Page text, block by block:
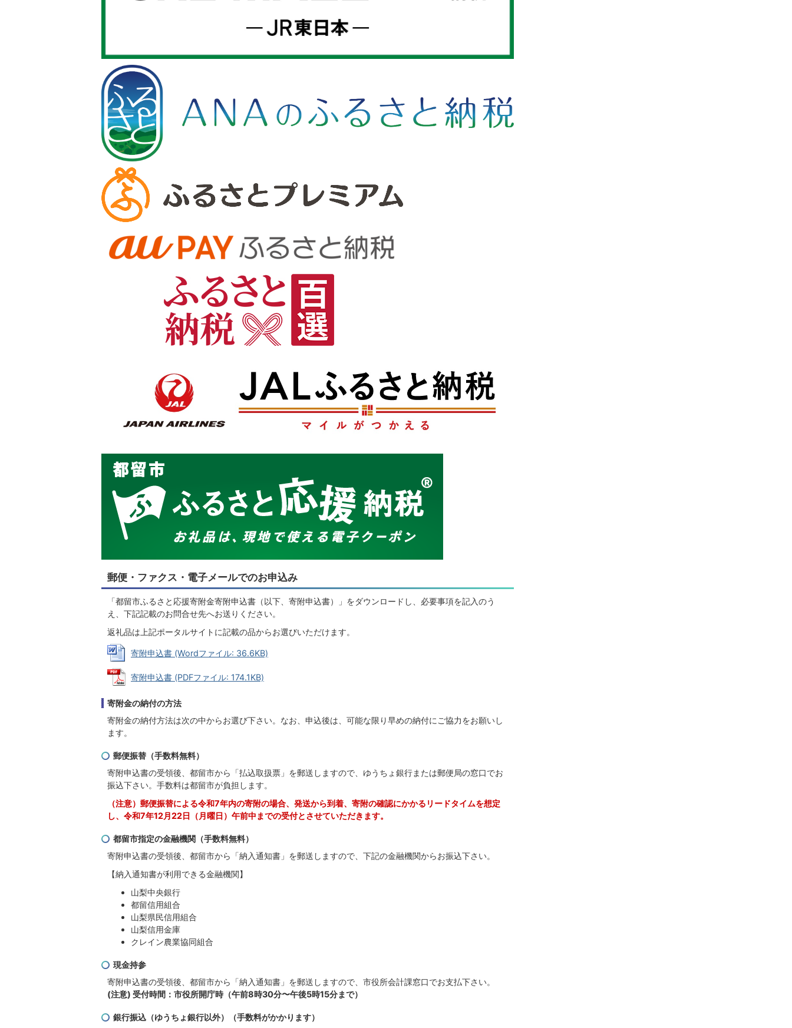
郵便・ファクス・電子メールでのお申込み
「都留市ふるさと応援寄附金寄附申込書（以下、寄附申込書）」をダウンロードし、必要事項を記入のう
え、下記記載のお問合せ先へお送りください。
返礼品は上記ポータルサイトに記載の品からお選びいただけます。
寄附申込書 (Wordファイル: 36.6KB)
寄附申込書 (PDFファイル: 174.1KB)
寄附金の納付の方法
寄附金の納付方法は次の中からお選び下さい。なお、申込後は、可能な限り早めの納付にご協力をお願いし
ます。
郵便振替（手数料無料）
寄附申込書の受領後、都留市から「払込取扱票」を郵送しますので、ゆうちょ銀行または郵便局の窓口でお
振込下さい。手数料は都留市が負担します。
（注意）郵便振替による令和7年内の寄附の場合、発送から到着、寄附の確認にかかるリードタイムを想定
し、令和7年12月22日（月曜日）午前中までの受付とさせていただきます。
都留市指定の金融機関（手数料無料）
寄附申込書の受領後、都留市から「納入通知書」を郵送しますので、下記の金融機関からお振込下さい。
【納入通知書が利用できる金融機関】
山梨中央銀行
都留信用組合
山梨県民信用組合
山梨信用金庫
クレイン農業協同組合
現金持参
寄附申込書の受領後、都留市から「納入通知書」を郵送しますので、市役所会計課窓口でお支払下さい。
(注意) 受付時間：市役所開庁時（午前8時30分〜午後5時15分まで）
銀行振込（ゆうちょ銀行以外）（手数料がかかります）